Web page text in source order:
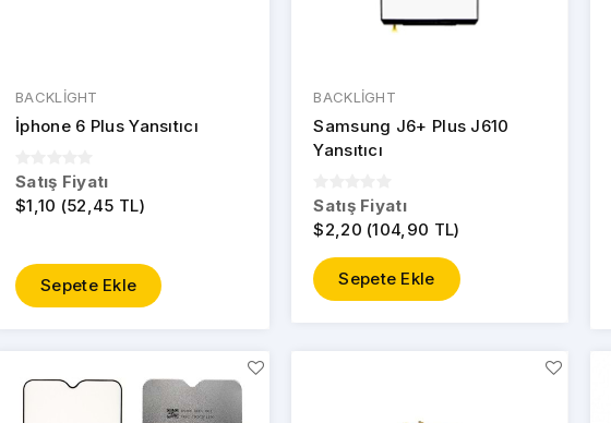
BACKLİGHT
İphone 6 Plus Yansıtıcı
Satış Fiyatı
$1,10 (52,45 TL)
Sepete Ekle
BACKLİGHT
Samsung J6+ Plus J610
Yansıtıcı
Satış Fiyatı
$2,20 (104,90 TL)
Sepete Ekle